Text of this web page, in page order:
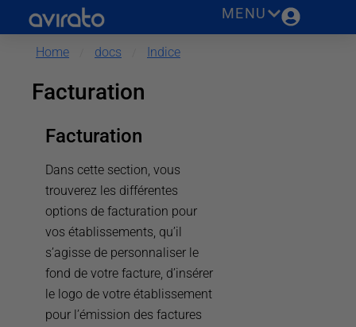
MENU
Home docs Indice
Facturation
Facturation
Dans cette section, vous
trouverez les différentes
options de facturation pour
vos établissements, qu’il
s’agisse de personnaliser le
fond de votre facture, d’insérer
le logo de votre établissement
pour l’émission des factures